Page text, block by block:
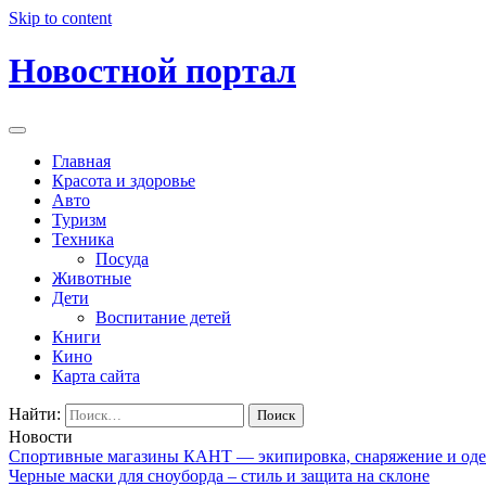
Skip to content
Новостной портал
Главная
Красота и здоровье
Авто
Туризм
Техника
Посуда
Животные
Дети
Воспитание детей
Книги
Кино
Карта сайта
Найти:
Новости
Спортивные магазины КАНТ — экипировка, снаряжение и
Черные маски для сноуборда – стиль и защита на склоне